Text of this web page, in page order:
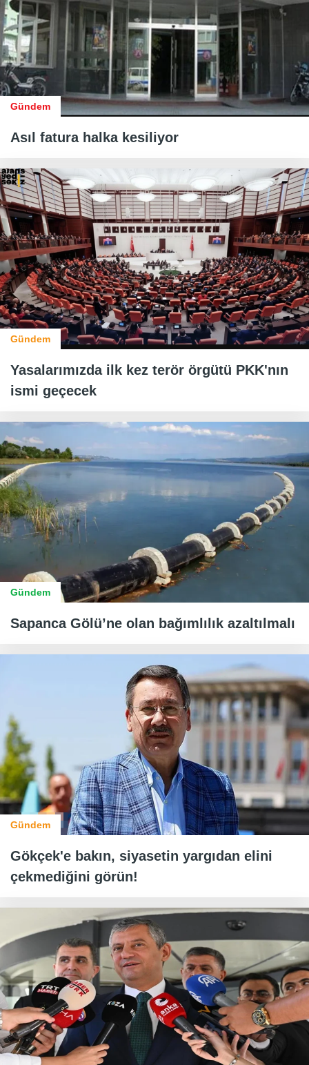
Gündem
Asıl fatura halka kesiliyor
Gündem
Yasalarımızda ilk kez terör örgütü PKK'nın
ismi geçecek
Gündem
Sapanca Gölü’ne olan bağımlılık azaltılmalı
Gündem
Gökçek'e bakın, siyasetin yargıdan elini
çekmediğini görün!